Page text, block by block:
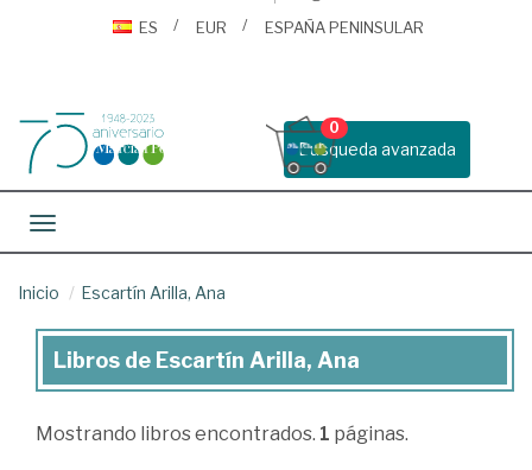
ES
EUR ESPAÑA PENINSULAR
Busqueda avanzada
0
Toggle navigation
Inicio Escartín Arilla, Ana
Libros
Escartín
Libros de Escartín Arilla, Ana
Mostrando libros encontrados. 1 páginas.